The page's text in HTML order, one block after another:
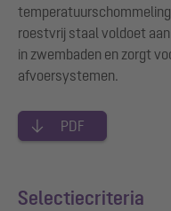
roestvrij staal voldoet aan
in zwembaden en zorgt
afvoersystemen.
PDF
Selectiecriteria